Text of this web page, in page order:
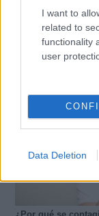
I want to
related to
functionality
user
Data Deletion
Esto explica el frío
¿Te pasa que
motivo?